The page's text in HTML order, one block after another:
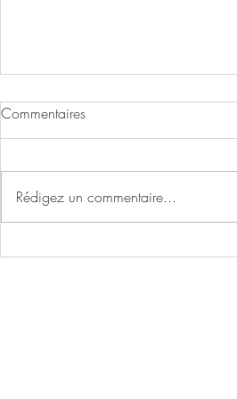
Commentaires
Rédigez un commentaire...